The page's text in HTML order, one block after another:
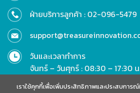
ฝ่ายบริการลูกค้า : 02-096-5479
วันและเวลาทำการ
จันทร์ – วันศุกร์ : 08:30 – 17:30
เสาร์ – วันอาทิตย์ : 09:00 –
เราใช้คุกกี้เพื่อเพิ่มประสิทธิภาพและประสบการ